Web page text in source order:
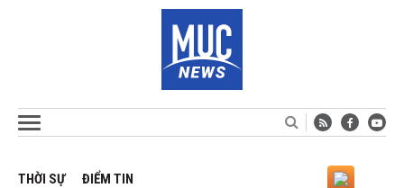
THỜI SỰ ĐIỂM TIN